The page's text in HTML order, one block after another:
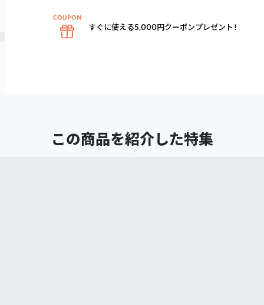
この商品を紹介した特集
すぐに使える5,000円クーポンプレゼント！